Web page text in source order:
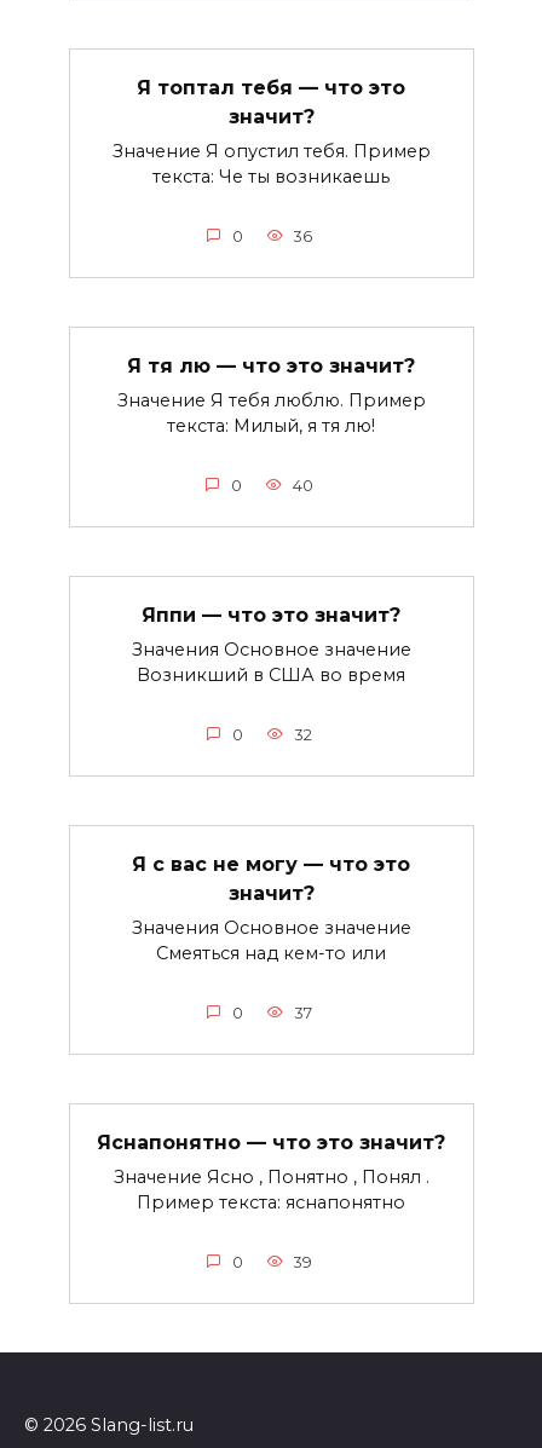
Я топтал тебя — что это
значит?
Значение Я опустил тебя. Пример
текста: Че ты возникаешь
0 36
Я тя лю — что это значит?
Значение Я тебя люблю. Пример
текста: Милый, я тя лю!
0 40
Яппи — что это значит?
Значения Основное значение
Возникший в США во время
0 32
Я с вас не могу — что это
значит?
Значения Основное значение
Смеяться над кем-то или
0 37
Яснапонятно — что это значит?
Значение Ясно , Понятно , Понял .
Пример текста: яснапонятно
0 39
© 2026 Slang-list.ru